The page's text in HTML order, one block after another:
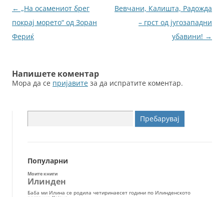
o
o
k
er
Навигација
за
написи
← „На осамениот брег
покрај морето“ од Зоран
Фериќ
Вевчани, Калишта, Радожда
– грст од југозападни
убавини! →
Напишете коментар
Мора да се пријавите за да испратите коментар.
за:
Популарни